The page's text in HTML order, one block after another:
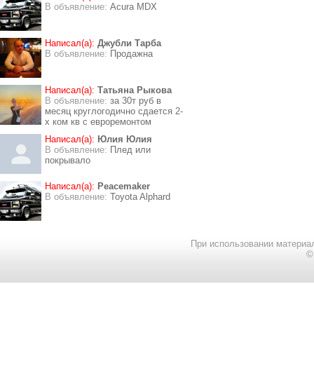
В объявление: Acura MDX
Написал(а): Джубли Тарба
В объявление: Продажна
Написал(а): Татьяна Рыкова
В объявление: за 30т руб в
месяц круглогодично сдается 2-
х ком кв с евроремонтом
Написал(а): Юлия Юлия
В объявление: Плед или
покрывало
Написал(а): Peacemaker
В объявление: Toyota Alphard
При использовании